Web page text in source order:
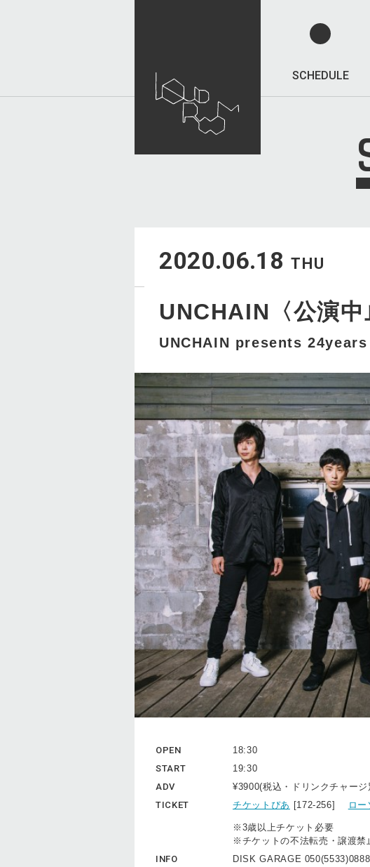
SCHEDULE
2020.06.18 THU
UNCHAIN〈公演中
UNCHAIN presents
OPEN
18:30
START
19:30
ADV
¥3900(税込・ドリンクチャージ
TICKET
チケットぴあ [172-256] ロー
※3歳以上チケット必要
※チケットの不法転売・譲渡禁
INFO
DISK GARAGE 050(5533)0888